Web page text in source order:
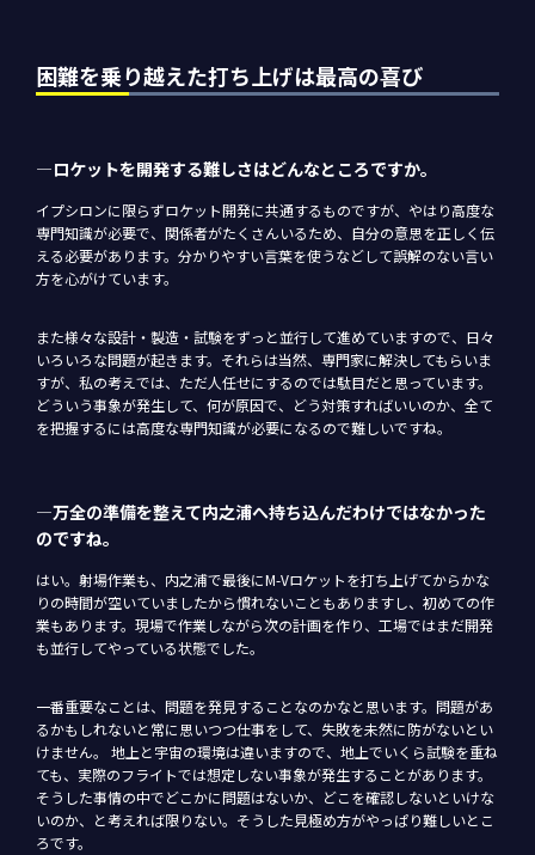
困難を乗り越えた打ち上げは最高の喜び
―ロケットを開発する難しさはどんなところですか。
イプシロンに限らずロケット開発に共通するものですが、やはり高度な
専門知識が必要で、関係者がたくさんいるため、自分の意思を正しく伝
える必要があります。分かりやすい言葉を使うなどして誤解のない言い
方を心がけています。
また様々な設計・製造・試験をずっと並行して進めていますので、日々
いろいろな問題が起きます。それらは当然、専門家に解決してもらいま
すが、私の考えでは、ただ人任せにするのでは駄目だと思っています。
どういう事象が発生して、何が原因で、どう対策すればいいのか、全て
を把握するには高度な専門知識が必要になるので難しいですね。
―万全の準備を整えて内之浦へ持ち込んだわけではなかった
のですね。
はい。射場作業も、内之浦で最後にM-Vロケットを打ち上げてからかな
りの時間が空いていましたから慣れないこともありますし、初めての作
業もあります。現場で作業しながら次の計画を作り、工場ではまだ開発
も並行してやっている状態でした。
一番重要なことは、問題を発見することなのかなと思います。問題があ
るかもしれないと常に思いつつ仕事をして、失敗を未然に防がないとい
けません。 地上と宇宙の環境は違いますので、地上でいくら試験を重ね
ても、実際のフライトでは想定しない事象が発生することがあります。
そうした事情の中でどこかに問題はないか、どこを確認しないといけな
いのか、と考えれば限りない。そうした見極め方がやっぱり難しいとこ
ろです。